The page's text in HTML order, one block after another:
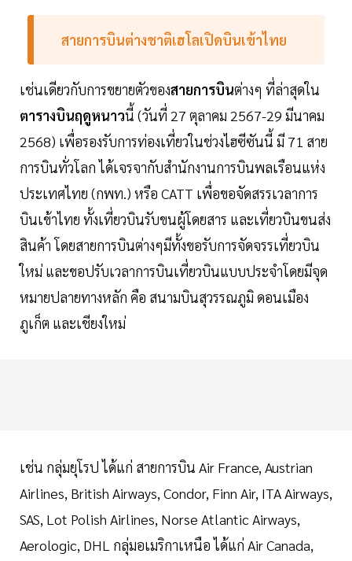
สายการบินต่างชาติเฮโลเปิดบินเข้าไทย
เช่นเดียวกับการขยายตัวของสายการบินต่างๆ ที่ล่าสุดใน
ตารางบินฤดูหนาวนี้ (วันที่ 27 ตุลาคม 2567-29 มีนาคม
2568) เพื่อรองรับการท่องเที่ยวในช่วงไฮซีซันนี้ มี 71 สาย
การบินทั่วโลก ได้เจรจากับสำนักงานการบินพลเรือนแห่ง
ประเทศไทย (กพท.) หรือ CATT เพื่อขอจัดสรรเวลาการ
บินเข้าไทย ทั้งเที่ยวบินรับขนผู้โดยสาร และเที่ยวบินขนส่ง
สินค้า โดยสายการบินต่างๆมีทั้งขอรับการจัดจรรเที่ยวบิน
ใหม่ และขอปรับเวลาการบินเที่ยวบินแบบประจำโดยมีจุด
หมายปลายทางหลัก คือ สนามบินสุวรรณภูมิ ดอนเมือง
ภูเก็ต และเชียงใหม่
เช่น กลุ่มยุโรป ได้แก่ สายการบิน Air France, Austrian
Airlines, British Airways, Condor, Finn Air, ITA Airways,
SAS, Lot Polish Airlines, Norse Atlantic Airways,
Aerologic, DHL กลุ่มอเมริกาเหนือ ได้แก่ Air Canada,